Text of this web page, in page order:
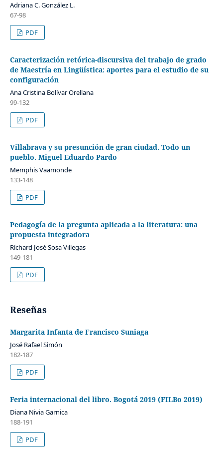
Adriana C. González L.
67-98
PDF
Caracterización retórica-discursiva del trabajo de grado
de Maestría en Lingüística: aportes para el estudio de su
configuración
Ana Cristina Bolívar Orellana
99-132
PDF
Villabrava y su presunción de gran ciudad. Todo un
pueblo. Miguel Eduardo Pardo
Memphis Vaamonde
133-148
PDF
Pedagogía de la pregunta aplicada a la literatura: una
propuesta integradora
Ríchard José Sosa Villegas
149-181
PDF
Reseñas
Margarita Infanta de Francisco Suniaga
José Rafael Simón
182-187
PDF
Feria internacional del libro. Bogotá 2019 (FILBo 2019)
Diana Nivia Garnica
188-191
PDF